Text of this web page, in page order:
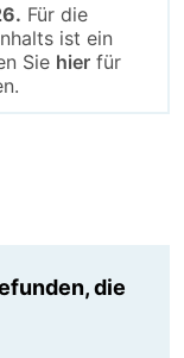
Für die
ist ein
Sie hierfür
die